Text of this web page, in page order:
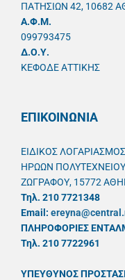
ΠΑΤΗΣΙΩΝ 42, 10682
A.Φ.Μ.
099793475
Δ.Ο.Υ.
ΚΕΦΟΔΕ ΑΤΤΙΚΗΣ
ΕΠΙΚΟΙΝΩΝΙΑ
ΕΙΔΙΚΟΣ
ΗΡΩΩΝ
ΖΩΓΡΑΦΟΥ, 15772
Τηλ. 210 7721348
Email:
ΠΛΗΡΟΦΟΡΙΕΣ
Τηλ. 210 7722961
ΥΠΕΥΘYΝΟΣ